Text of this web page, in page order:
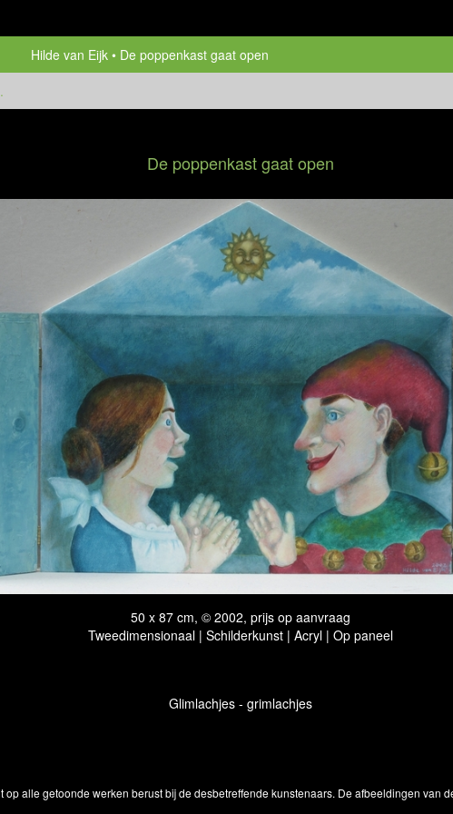
Hilde van Eijk
De poppenkast gaat open
.
De poppenkast gaat open
50 x 87 cm, © 2002, prijs op aanvraag
Tweedimensionaal | Schilderkunst | Acryl | Op paneel
Glimlachjes - grimlachjes
op alle getoonde werken berust bij de desbetreffende kunstenaars. De afbeeldingen van